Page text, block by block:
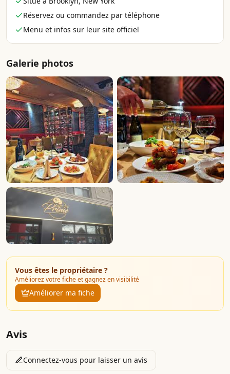
Réservez ou commandez par téléphone
Menu et infos sur leur site officiel
Galerie photos
Vous êtes le propriétaire ?
Améliorez votre fiche et gagnez en visibilité
Améliorer ma fiche
Avis
Connectez-vous pour laisser un avis